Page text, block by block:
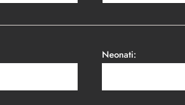
Neonati: